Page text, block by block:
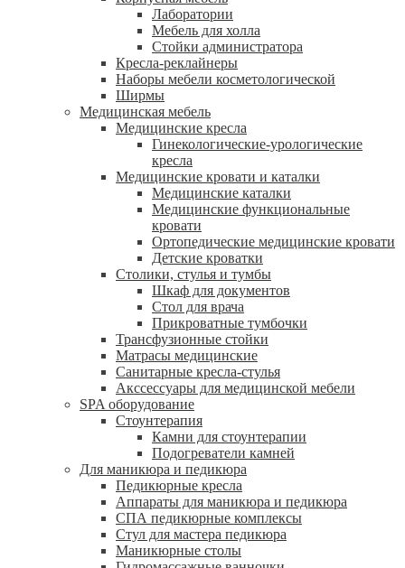
Лаборатории
Мебель для холла
Стойки администратора
Кресла-реклайнеры
Наборы мебели косметологической
Ширмы
Медицинская мебель
Медицинские кресла
Гинекологические-урологические
кресла
Медицинские кровати и каталки
Медицинские каталки
Медицинские функциональные
кровати
Ортопедические медицинские кровати
Детские кроватки
Столики, стулья и тумбы
Шкаф для документов
Стол для врача
Прикроватные тумбочки
Трансфузионные стойки
Матрасы медицинские
Санитарные кресла-стулья
Акссессуары для медицинской мебели
SPA оборудование
Стоунтерапия
Камни для стоунтерапии
Подогреватели камней
Для маникюра и педикюра
Педикюрные кресла
Аппараты для маникюра и педикюра
СПА педикюрные комплексы
Стул для мастера педикюра
Маникюрные столы